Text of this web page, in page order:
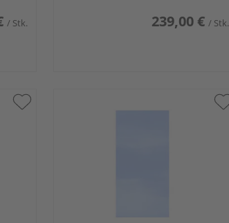
/ Stk. 239,00 € / Stk.